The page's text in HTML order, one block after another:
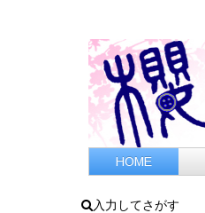
HOME
入力してさがす